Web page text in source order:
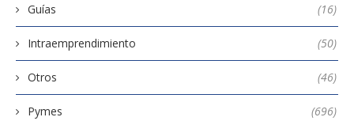
Guías (16)
Intraemprendimiento (50)
Otros (46)
Pymes (696)